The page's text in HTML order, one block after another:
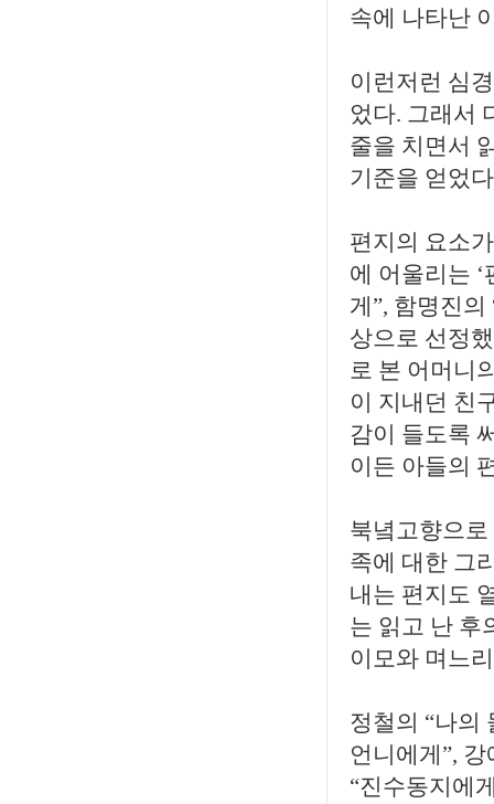
속에 나타난
이런저런 심
었다. 그래서
줄을 치면서
기준을 얻었
편지의 요소
에 어울리는
게”, 함명진
상으로 선정
로 본 어머니
이 지내던 친
감이 들도록
이든 아들의
북녘고향으
족에 대한 그
내는 편지도
는 읽고 난 후
이모와 며느
정철의 “나의
언니에게”,
“진수동지에